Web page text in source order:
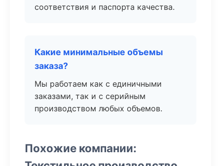
соответствия и паспорта качества.
Какие минимальные объемы
заказа?
Мы работаем как с единичными
заказами, так и с серийным
производством любых объемов.
Похожие компании: